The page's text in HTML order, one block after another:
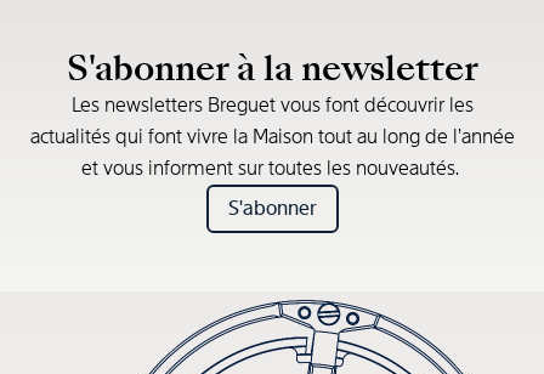
S'abonner à la newsletter
Les newsletters Breguet vous font découvrir les
actualités qui font vivre la Maison tout au long de l’année
et vous informent sur toutes les nouveautés.
S'abonner